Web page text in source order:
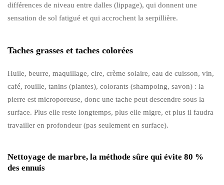
différences de niveau entre dalles (lippage), qui donnent une
sensation de sol fatigué et qui accrochent la serpillière.
Taches grasses et taches colorées
Huile, beurre, maquillage, cire, crème solaire, eau de cuisson, vin,
café, rouille, tanins (plantes), colorants (shampoing, savon) : la
pierre est microporeuse, donc une tache peut descendre sous la
surface. Plus elle reste longtemps, plus elle migre, et plus il faudra
travailler en profondeur (pas seulement en surface).
Nettoyage de marbre, la méthode sûre qui évite 80 %
des ennuis